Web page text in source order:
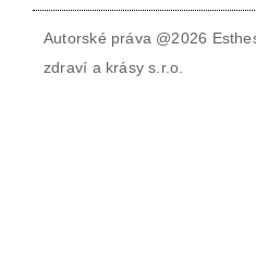
Autorské práva @2026
zdraví a krásy s.r.o.